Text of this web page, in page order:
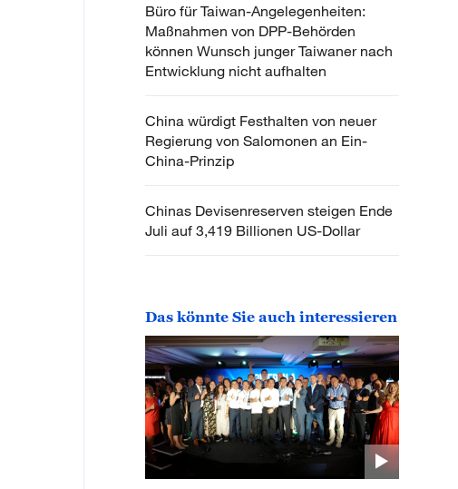
Büro für Taiwan-Angelegenheiten:
Maßnahmen von DPP-Behörden
können Wunsch junger Taiwaner nach
Entwicklung nicht aufhalten
China würdigt Festhalten von neuer
Regierung von Salomonen an Ein-
China-Prinzip
Chinas Devisenreserven steigen Ende
Juli auf 3,419 Billionen US-Dollar
Das könnte Sie auch interessieren